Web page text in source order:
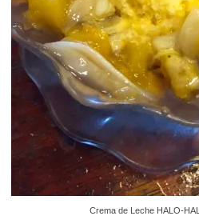
Crema de Leche HALO-